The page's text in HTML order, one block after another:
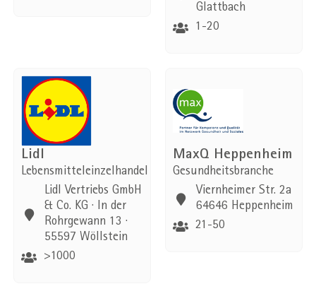
Glattbach
1-20
Lidl
Lebensmitteleinzelhandel
Lidl Vertriebs GmbH
& Co. KG · In der
Rohrgewann 13 ·
55597 Wöllstein
>1000
MaxQ Heppenheim
Gesundheitsbranche
Viernheimer Str. 2a
64646 Heppenheim
21-50